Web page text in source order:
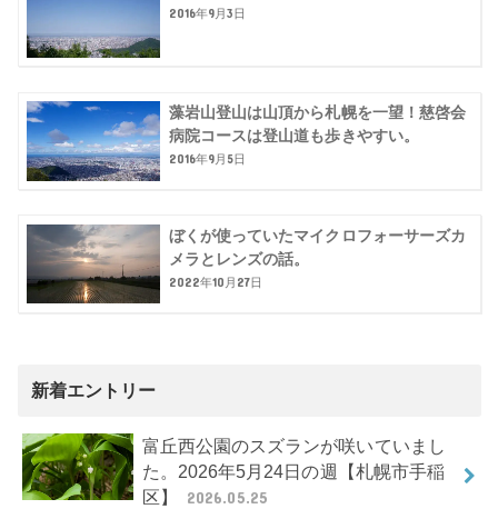
2016年9月3日
藻岩山登山は山頂から札幌を一望！慈啓会
病院コースは登山道も歩きやすい。
2016年9月5日
ぼくが使っていたマイクロフォーサーズカ
メラとレンズの話。
2022年10月27日
新着エントリー
富丘西公園のスズランが咲いていまし
た。2026年5月24日の週【札幌市手稲
区】
2026.05.25